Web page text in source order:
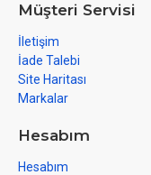
Müşteri Servisi
İletişim
İade Talebi
Site Haritası
Markalar
Hesabım
Hesabım